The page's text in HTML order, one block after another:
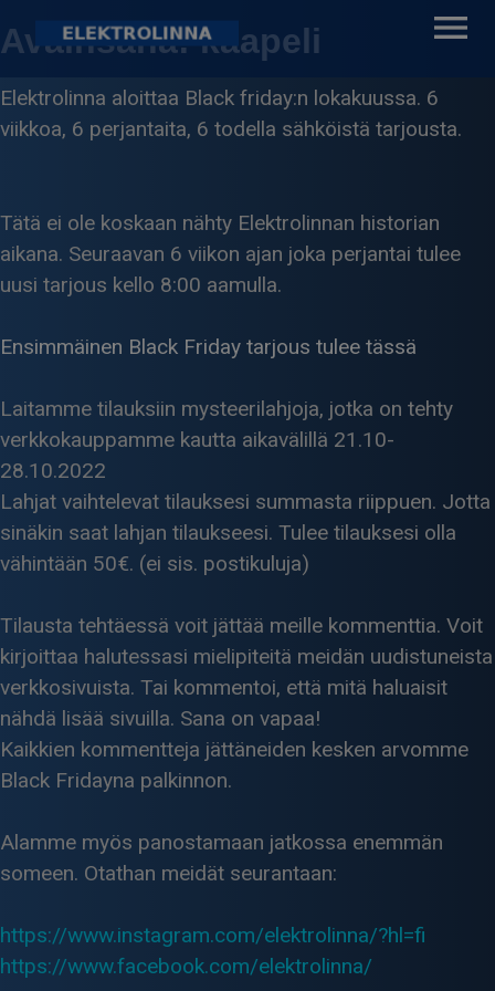
to
Elektrolinna Oy
Verkkokauppa
Avainsana:kaapeli
Elektrolinna aloittaa Black friday:n lokakuussa. 6
viikkoa, 6 perjantaita, 6 todella sähköistä tarjousta.
Tätä ei ole koskaan nähty Elektrolinnan historian
aikana. Seuraavan 6 viikon ajan joka perjantai tulee
uusi tarjous kello 8:00 aamulla.
Ensimmäinen Black Friday tarjous tulee tässä
Laitamme tilauksiin mysteerilahjoja, jotka on tehty
verkkokauppamme kautta aikavälillä 21.10-
28.10.2022
Lahjat vaihtelevat tilauksesi summasta riippuen. Jotta
sinäkin saat lahjan tilaukseesi. Tulee tilauksesi olla
vähintään 50€. (ei sis. postikuluja)
Tilausta tehtäessä voit jättää meille kommenttia. Voit
kirjoittaa halutessasi mielipiteitä meidän uudistuneista
verkkosivuista. Tai kommentoi, että mitä haluaisit
nähdä lisää sivuilla. Sana on vapaa!
Kaikkien kommentteja jättäneiden kesken arvomme
Black Fridayna palkinnon.
Alamme myös panostamaan jatkossa enemmän
someen. Otathan meidät seurantaan:
https://www.instagram.com/elektrolinna/?hl=fi
https://www.facebook.com/elektrolinna/